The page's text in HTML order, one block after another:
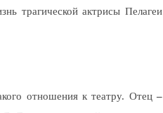
трагической актрисы Пелагеи
отношения к театру. Отец –